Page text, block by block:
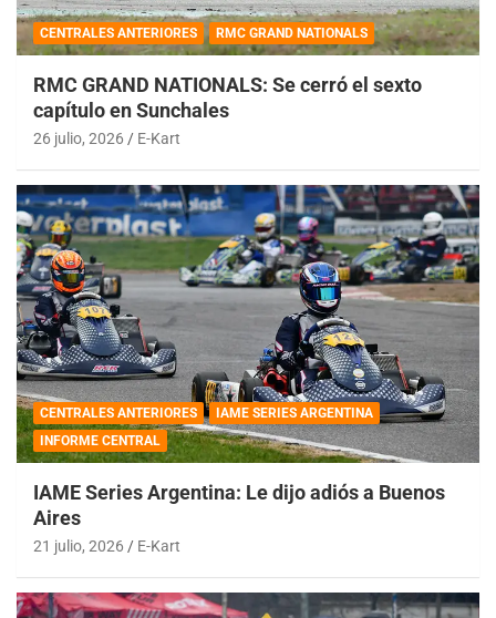
CENTRALES ANTERIORES RMC GRAND NATIONALS
RMC GRAND NATIONALS: Se cerró el sexto
capítulo en Sunchales
26 julio, 2026 E-Kart
CENTRALES ANTERIORES
IAME SERIES ARGENTINA
INFORME CENTRAL
IAME Series Argentina: Le dijo adiós a Buenos
Aires
21 julio, 2026 E-Kart